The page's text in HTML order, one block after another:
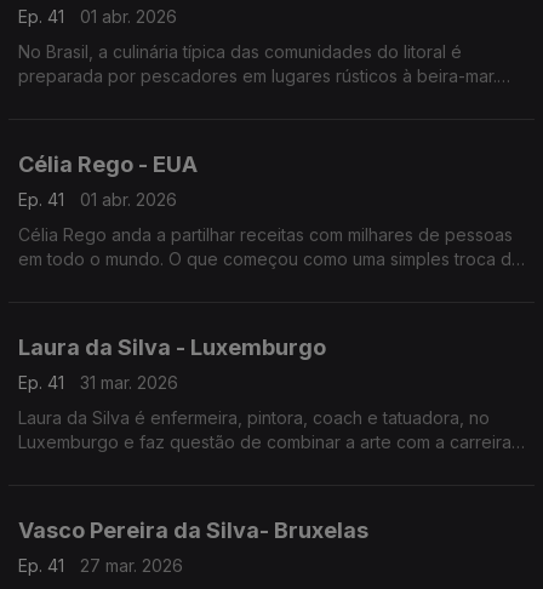
Ep. 41
01 abr. 2026
No Brasil, a culinária típica das comunidades do litoral é
preparada por pescadores em lugares rústicos à beira-mar.
Célia Rego - EUA
Ep. 41
01 abr. 2026
Célia Rego anda a partilhar receitas com milhares de pessoas
em todo o mundo. O que começou como uma simples troca de
Laura da Silva - Luxemburgo
Ep. 41
31 mar. 2026
Laura da Silva é enfermeira, pintora, coach e tatuadora, no
Luxemburgo e faz questão de combinar a arte com a carreira
Vasco Pereira da Silva- Bruxelas
Ep. 41
27 mar. 2026